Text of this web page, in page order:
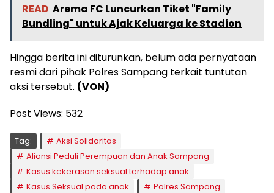
READ Arema FC Luncurkan Tiket "Family
Bundling" untuk Ajak Keluarga ke Stadion
Hingga berita ini diturunkan, belum ada pernyataan
resmi dari pihak Polres Sampang terkait tuntutan
aksi tersebut. (VON)
Post Views: 532
Tag:
Aksi Solidaritas
Aliansi Peduli Perempuan dan Anak Sampang
Kasus kekerasan seksual terhadap anak
Kasus Seksual pada anak
Polres Sampang